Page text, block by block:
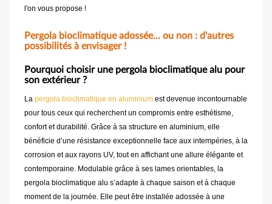
l'on vous propose !
Pergola bioclimatique adossée... ou non : d'autres
possibilités à envisager !
Pourquoi choisir une pergola bioclimatique alu pour
son extérieur ?
La pergola bioclimatique en aluminium est devenue incontournable
pour tous ceux qui recherchent un compromis entre esthétisme,
confort et durabilité. Grâce à sa structure en aluminium, elle
bénéficie d’une résistance exceptionnelle face aux intempéries, à la
corrosion et aux rayons UV, tout en affichant une allure élégante et
contemporaine. Modulable grâce à ses lames orientables, la
pergola bioclimatique alu s’adapte à chaque saison et à chaque
moment de la journée. Elle peut être installée adossée à une